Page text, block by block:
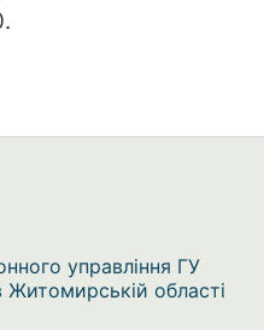
управління ГУ
області